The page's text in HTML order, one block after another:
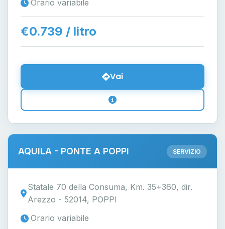
Orario variabile
€0.739 / litro
Vai
AQUILA - PONTE A POPPI SERVIZIO
Statale 70 della Consuma, Km. 35+360, dir.
Arezzo - 52014, POPPI
Orario variabile